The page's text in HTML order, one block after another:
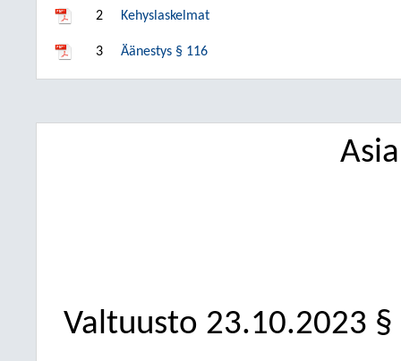
2 Kehyslaskelmat
3 Äänestys § 116
Valtuusto 23.10.2023 §